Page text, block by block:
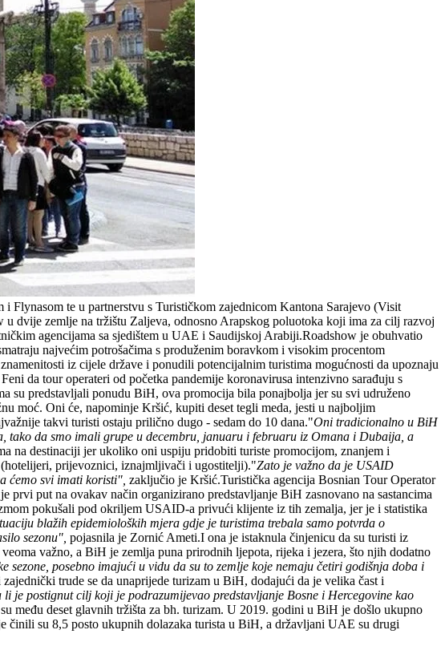
te u partnerstvu s Turističkom zajednicom Kantona Sarajevo (Visit
dvije zemlje na tržištu Zaljeva, odnosno Arapskog poluotoka koji ima za cilj razvoj
agencijama sa sjedištem u UAE i Saudijskoj Arabiji.Roadshow je obuhvatio
najvećim potrošačima s produženim boravkom i visokim procentom
iz cijele države i ponudili potencijalnim turistima mogućnosti da upoznaju
da tour operateri od početka pandemije koronavirusa intenzivno sarađuju s
predstavljali ponudu BiH, ova promocija bila ponajbolja jer su svi udruženo
moć. Oni će, napominje Kršić, kupiti deset tegli meda, jesti u najboljim
takvi turisti ostaju prilično dugo - sedam do 10 dana."Oni tradicionalno u BiH
tako da smo imali grupe u decembru, januaru i februaru iz Omana i Dubaija, a
na destinaciji jer ukoliko oni uspiju pridobiti turiste promocijom, znanjem i
prijevoznici, iznajmljivači i ugostitelji)."Zato je važno da je USAID
ćemo svi imati koristi", zaključio je Kršić.Turistička agencija Bosnian Tour Operator
prvi put na ovakav način organizirano predstavljanje BiH zasnovano na sastancima
pokušali pod okriljem USAID-a privući klijente iz tih zemalja, jer je i statistika
blažih epidemioloških mjera gdje je turistima trebala samo potvrda o
sezonu", pojasnila je Zornić Ameti.I ona je istaknula činjenicu da su turisti iz
važno, a BiH je zemlja puna prirodnih ljepota, rijeka i jezera, što njih dodatno
sezone, posebno imajući u vidu da su to zemlje koje nemaju četiri godišnja doba i
trude se da unaprijede turizam u BiH, dodajući da je velika čast i
li je postignut cilj koji je podrazumijevao predstavljanje Bosne i Hercegovine kao
deset glavnih tržišta za bh. turizam. U 2019. godini u BiH je došlo ukupno
su 8,5 posto ukupnih dolazaka turista u BiH, a državljani UAE su drugi